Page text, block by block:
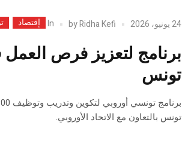
24 يونيو، 2026 byRidha Kefi
In إقتصاد
برنامج لتعزيز فرص
تونس
تونس بالتعاون مع الاتحاد الأوروبي.